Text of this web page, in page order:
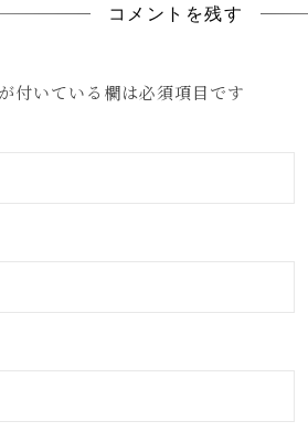
コメントを残す
が付いている欄は必須項目です